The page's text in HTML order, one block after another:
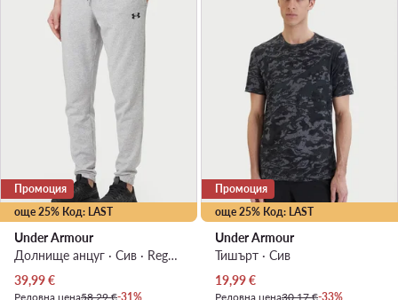
още 25% Код: LAST
Промоция
Under Armour
Долнище анцуг · Сив · Regular Fit
Актуална цена
39,99€
Редовна цена58,29 €-31%
още 25% Код: LAST
Промоция
Under Armour
Тишърт · Сив
Актуална цена
19,99€
Редовна цена30,17 €-33%